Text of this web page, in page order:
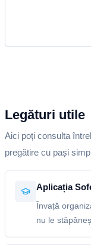
Legături utile
Aici poți consulta
pregătire cu pași
Aplicația
Învață
nu le